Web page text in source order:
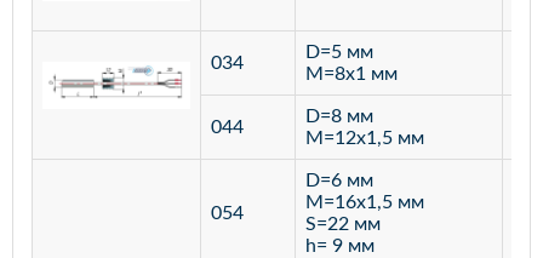
034
D=5 мм
M=8х1 мм
044
D=8 мм
M=12х1,5 мм
054
D=6 мм
M=16х1,5 мм
S=22 мм
h= 9 мм